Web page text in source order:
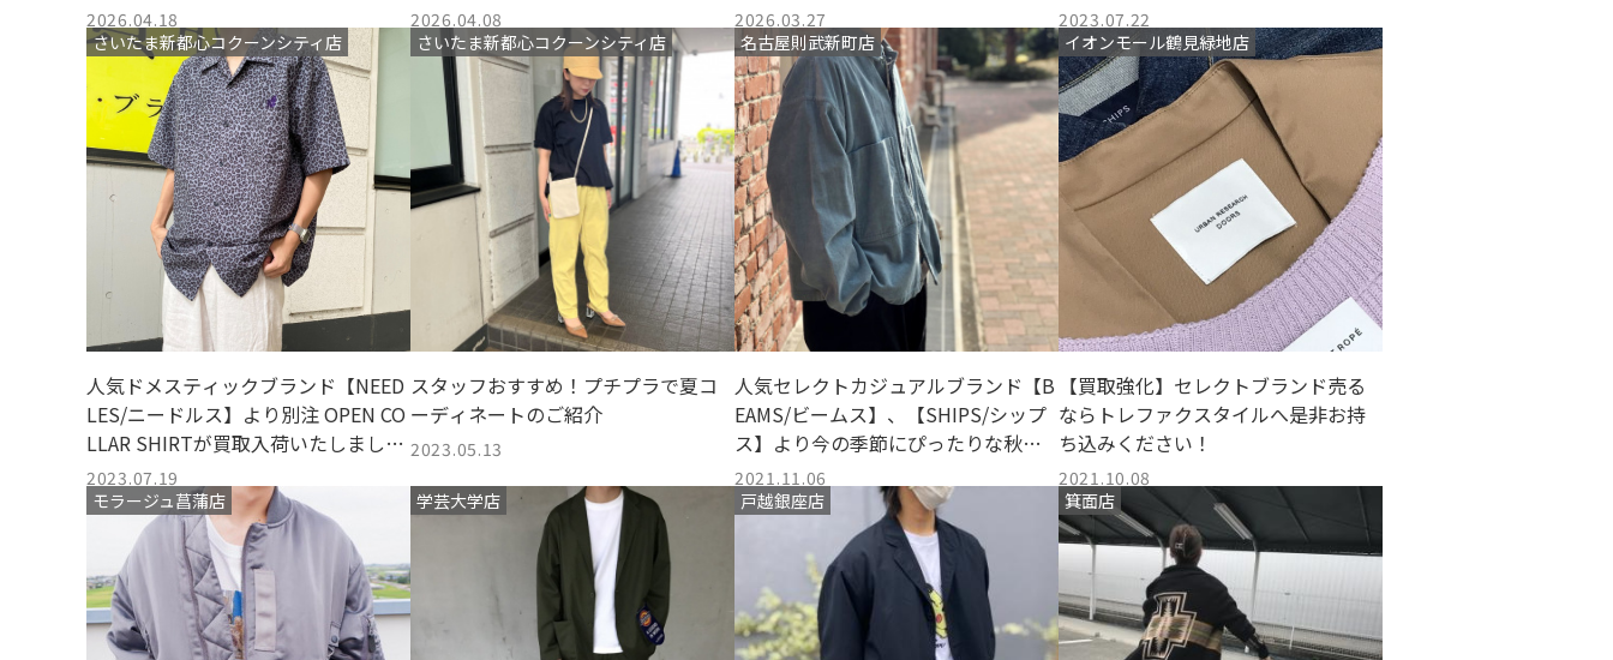
2026.04.18 2026.04.08 2026.03.27
2023.07.22
さいたま新都心コクーンシティ店
人気ドメスティックブランド【NEED
LES/ニードルス】より別注 OPEN CO
LLAR SHIRTが買取入荷いたしまし
た。
2023.07.19
さいたま新都心コクーンシティ店
スタッフおすすめ！プチプラで夏コ
ーディネートのご紹介
2023.05.13
名古屋則武新町店
人気セレクトカジュアルブランド【B
EAMS/ビームス】、【SHIPS/シップ
ス】より今の季節にぴったりな秋物
アウターが買取入荷致しました。
2021.11.06
イオンモール鶴見緑地店
【買取強化】セレクトブランド売る
ならトレファクスタイルへ是非お持
ち込みください！
2021.10.08
モラージュ菖蒲店
学芸大学店 戸越銀座店 箕面店